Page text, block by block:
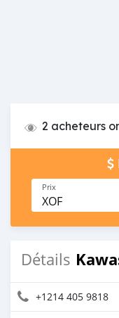
2 acheteurs
Prix
XOF
Détails
+1214 405 9818